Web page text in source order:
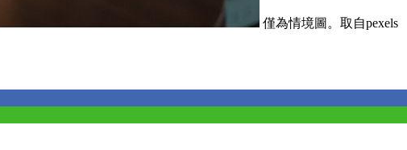
僅為情境圖。取自pexels